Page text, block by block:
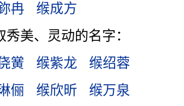
冉
缑成方
秀美、灵动的名字：
黉 缑紫龙
缑绍蓉
俪 缑欣昕
缑万泉